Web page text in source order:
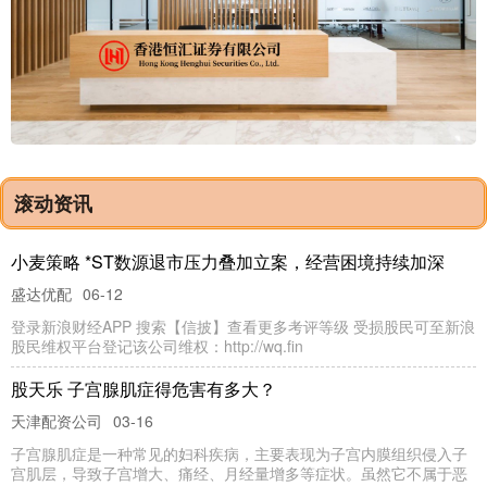
滚动资讯
小麦策略 *ST数源退市压力叠加立案，经营困境持续加深
盛达优配 06-12
登录新浪财经APP 搜索【信披】查看更多考评等级 受损股民可至新浪
股民维权平台登记该公司维权：http://wq.fin
股天乐 子宫腺肌症得危害有多大？
天津配资公司 03-16
子宫腺肌症是一种常见的妇科疾病，主要表现为子宫内膜组织侵入子
宫肌层，导致子宫增大、痛经、月经量增多等症状。虽然它不属于恶